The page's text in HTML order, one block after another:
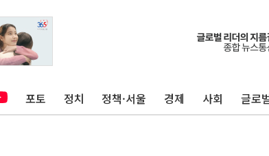
포토 정치 정책·서울 경제 사회 글로